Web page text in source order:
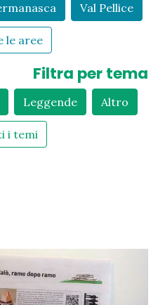
Val Pellice
le aree
Filtra per tema
Leggende Altro
i temi